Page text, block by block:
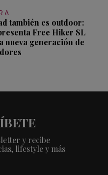
también es outdoor:
Free Hiker SL
nueva generación de
y recibe
lifestyle y más